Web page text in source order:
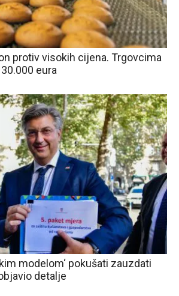
protiv visokih cijena. Trgovcima
eura
modelom‘ pokušati zauzdati
detalje